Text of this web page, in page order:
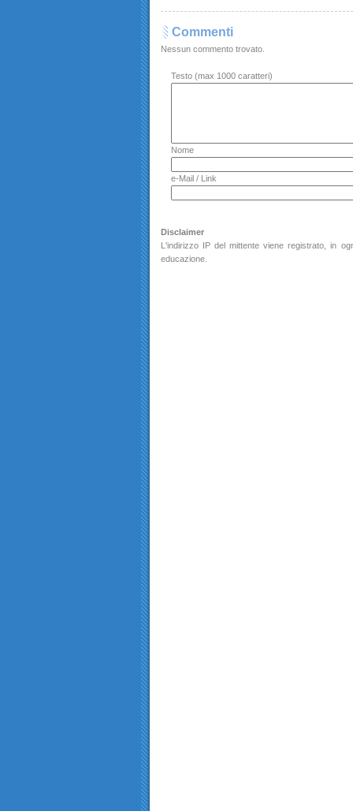
Commenti
Nessun commento trovato.
Testo (max 1000 caratteri)
Nome
e-Mail / Link
Disclaimer
L'indirizzo IP del mittente viene registrato, in
educazione.